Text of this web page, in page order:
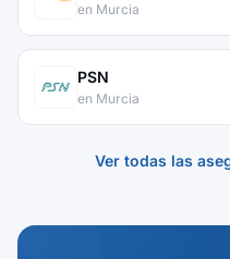
en Murcia
PSN
en Murcia
Ver todas las